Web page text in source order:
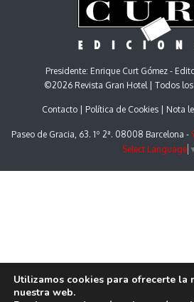
Presidente: Enrique Curt Gómez -
©2026 Revista Gran Hotel | Todos
Contacto Política de Cookies Nota
Paseo de Gracia, 63. 1º 2ª. 08008 Barcelona -
Select Language
Utilizamos cookies para ofrecerte la
nuestra web.